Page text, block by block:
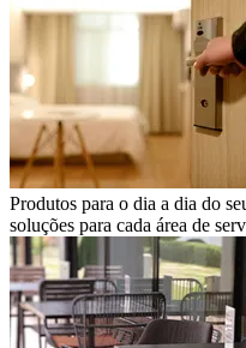
Produtos para o dia a dia do
soluções para cada área de